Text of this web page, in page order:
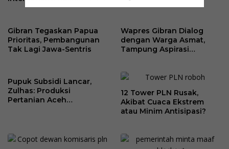
Berangsur Normal
Gibran Tegaskan Papua
Prioritas, Pembangunan
Tak Lagi Jawa-Sentris
Wapres Gibran Dialog
dengan Warga Asmat,
Tampung Aspirasi
Pupuk Subsidi Lancar,
Zulhas: Produksi
Pertanian Aceh
12 Tower PLN Rusak,
Akibat Cuaca Ekstrem
atau Minim Antisipasi?